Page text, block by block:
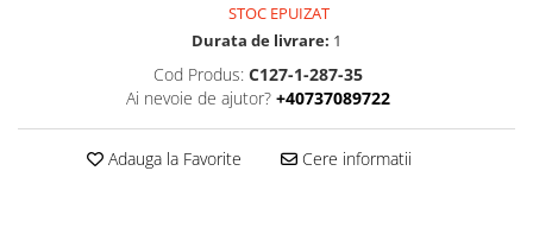
STOC EPUIZAT
Durata de livrare: 1
Cod Produs: C127-1-287-35
Ai nevoie de ajutor? +40737089722
Adauga la Favorite Cere informatii